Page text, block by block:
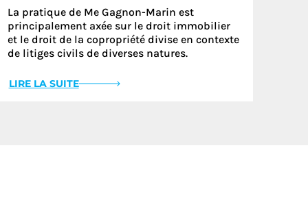
La pratique de Me Gagnon-Marin est
principalement axée sur le droit immobilier
et le droit de la copropriété divise en contexte
de litiges civils de diverses natures.
LIRE LA SUITE